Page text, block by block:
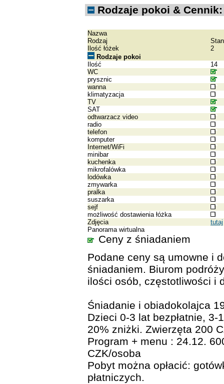
Rodzaje pokoi & Cennik:
Nazwa
Rodzaj
Ilość łóżek
2
Rodzaje pokoi
Ilość
14
WC
prysznic
wanna
klimatyzacja
TV
SAT
odtwarzacz video
radio
telefon
komputer
Internet/WiFi
minibar
kuchenka
mikrofalówka
lodówka
zmywarka
pralka
suszarka
sejf
możliwość dostawienia łóżka
Zdjęcia
tutaj
Panorama wirtualna
Ceny z śniadaniem
Podane ceny są umowne i
śniadaniem. Biurom
ilości osób, częstotliwości i
Śniadanie i obiadokolajca
Dzieci 0-3 lat bezpłatnie, 3-
20% zniżki. Zwierzęta 200
Program + menu : 24.12.
CZK/osoba
Pobyt można opłacić:
płatniczych.